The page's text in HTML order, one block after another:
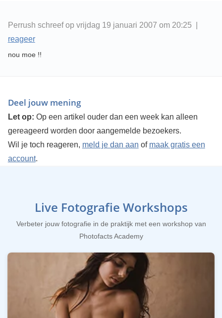
Perrush schreef op vrijdag 19 januari 2007 om 20:25 |
reageer
nou moe !!
Deel jouw mening
Let op: Op een artikel ouder dan een week kan alleen
gereageerd worden door aangemelde bezoekers.
Wil je toch reageren, meld je dan aan of maak gratis een
account.
Live Fotografie Workshops
Verbeter jouw fotografie in de praktijk met een workshop van
Photofacts Academy